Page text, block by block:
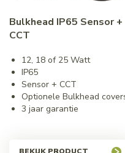
Bulkhead IP65 Sensor +
CCT
12, 18 of 25 Watt
IP65
Sensor + CCT
Optionele Bulkhead
3 jaar garantie